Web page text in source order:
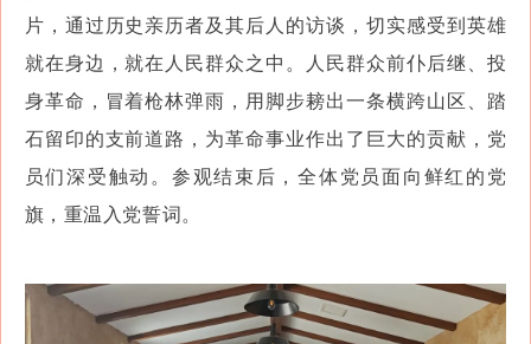
片，通过历史亲历者及其后人的访谈，切实感受到英雄
就在身边，就在人民群众之中。人民群众前仆后继、投
身革命，冒着枪林弹雨，用脚步耪出一条横跨山区、踏
石留印的支前道路，为革命事业作出了巨大的贡献，党
员们深受触动。参观结束后，全体党员面向鲜红的党
旗，重温入党誓词。